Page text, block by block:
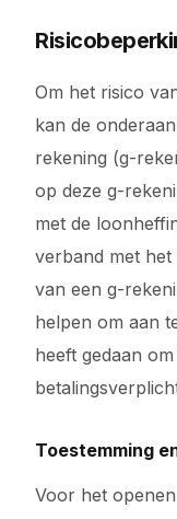
Om het risico
kan de
rekening (g-
op deze g-
met de
verband met
van een g-
helpen om aan
heeft gedaan
Toestemming
Voor het